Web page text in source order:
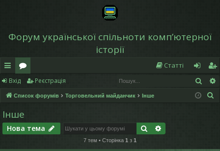
Форум української спільноти компʼютерної
історії
в
и
дк
и
о
ру
м
и
Статті
хі
д
еє
ст
Вхід Реєстрація
Список форумів Торговельний майданчик Інше
Інше
Нова тема Пошук
7 тем • Сторінка 1 з 1